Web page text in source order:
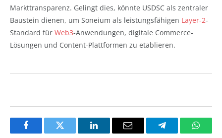
Markttransparenz. Gelingt dies, könnte USDSC als zentraler
Baustein dienen, um Soneium als leistungsfähigen Layer-2-
Standard für Web3-Anwendungen, digitale Commerce-
Lösungen und Content-Plattformen zu etablieren.
FacebookTwitter LinkedInEmail Telegram